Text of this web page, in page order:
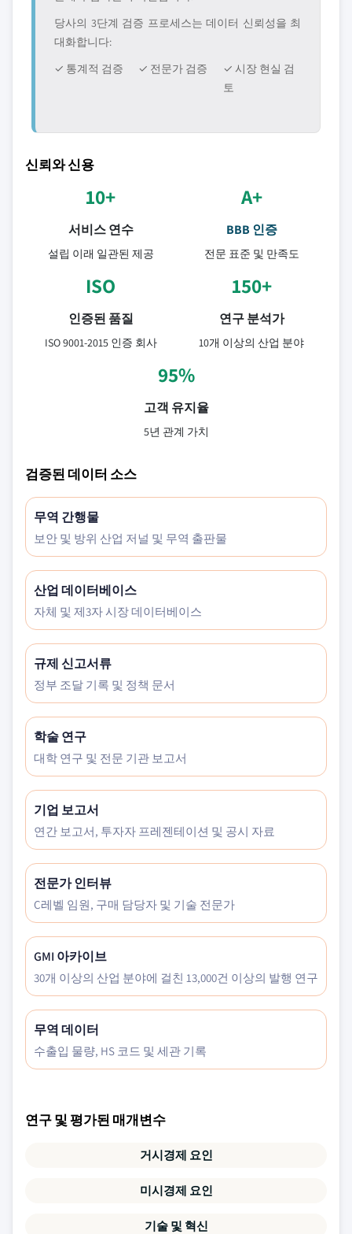
당사의 3단계 검증 프로세스는 데이터 신뢰성을 최
대화합니다:
✓ 통계적 검증
✓ 전문가 검증
✓ 시장 현실 검
토
신뢰와 신용
10+
서비스 연수
설립 이래 일관된 제공
A+
BBB 인증
전문 표준 및 만족도
ISO
인증된 품질
ISO 9001-2015 인증 회사
150+
연구 분석가
10개 이상의 산업 분야
95%
고객 유지율
5년 관계 가치
검증된 데이터 소스
무역 간행물
보안 및 방위 산업 저널 및 무역 출판물
산업 데이터베이스
자체 및 제3자 시장 데이터베이스
규제 신고서류
정부 조달 기록 및 정책 문서
학술 연구
대학 연구 및 전문 기관 보고서
기업 보고서
연간 보고서, 투자자 프레젠테이션 및 공시 자료
전문가 인터뷰
C레벨 임원, 구매 담당자 및 기술 전문가
GMI 아카이브
30개 이상의 산업 분야에 걸친 13,000건 이상의 발행 연구
무역 데이터
수출입 물량, HS 코드 및 세관 기록
연구 및 평가된 매개변수
거시경제 요인
미시경제 요인
기술 및 혁신